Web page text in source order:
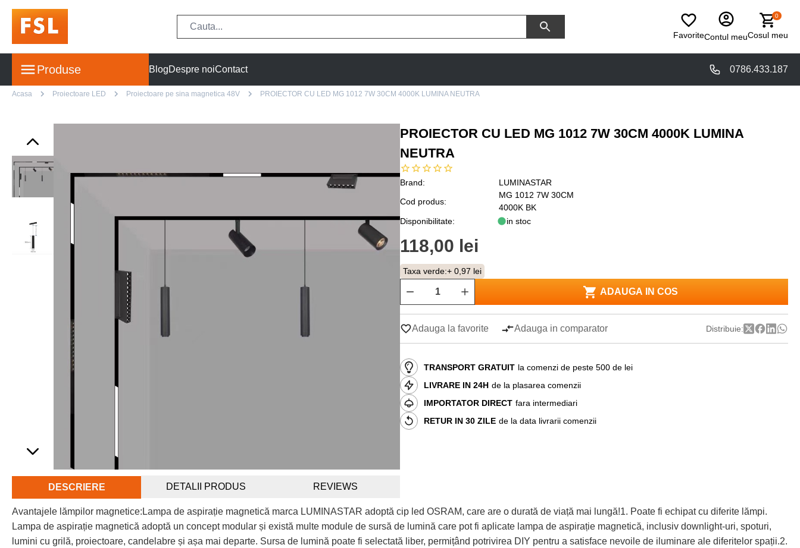
FavoriteContul meu
0
Cosul meu
Produse BlogDespre noiContact 0786.433.187
Acasa Proiectoare LED Proiectoare pe sina magnetica 48V PROIECTOR CU LED MG 1012 7W 30CM 4000K LUMINA NEUTRA
PROIECTOR CU LED MG 1012 7W 30CM 4000K LUMINA
NEUTRA
Brand:
LUMINASTAR
Cod produs:
MG 1012 7W 30CM
4000K BK
Disponibilitate:
in stoc
118,00 lei
Taxa verde:+ 0,97 lei
ADAUGA IN COS
Adauga la favorite Adauga in comparator Distribuie:
TRANSPORT GRATUIT la comenzi de peste 500 de lei
LIVRARE IN 24H de la plasarea comenzii
IMPORTATOR DIRECT fara intermediari
RETUR IN 30 ZILE de la data livrarii comenzii
DESCRIERE DETALII PRODUS REVIEWS
Avantajele lămpilor magnetice:Lampa de aspirație magnetică marca LUMINASTAR adoptă cip led OSRAM, care are o durată de viață mai lungă!1. Poate fi echipat cu diferite lămpi.
Lampa de aspirație magnetică adoptă un concept modular și există multe module de sursă de lumină care pot fi aplicate lampa de aspirație magnetică, inclusiv downlight-uri, spoturi,
lumini cu grilă, proiectoare, candelabre și așa mai departe. Sursa de lumină poate fi selectată liber, permițând potrivirea DIY pentru a satisface nevoile de iluminare ale diferitelor spații.2.